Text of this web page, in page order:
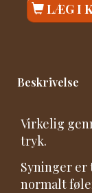
LÆG I
Beskrivelse
Virkelig
tryk.
Syninger
normalt